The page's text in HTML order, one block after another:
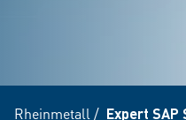
Rheinmetall / Expert SAP